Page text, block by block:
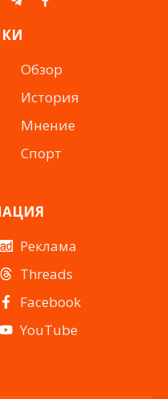
TelegramFacebook
Обзор
История
Мнение
Спорт
Реклама
Threads
Facebook
YouTube